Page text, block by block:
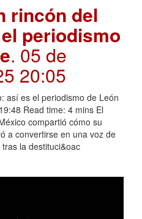
rincón del
periodismo
. 05 de
20:05
así es el periodismo de León
Read time: 4 mins El
compartió cómo su
a convertirse en una voz de
la destituci&oac